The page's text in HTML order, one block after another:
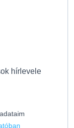
hírlevele